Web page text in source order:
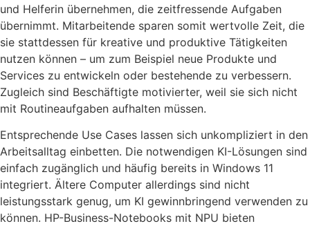
und Helferin übernehmen, die zeitfressende Aufgaben
übernimmt. Mitarbeitende sparen somit wertvolle Zeit, die
sie stattdessen für kreative und produktive Tätigkeiten
nutzen können – um zum Beispiel neue Produkte und
Services zu entwickeln oder bestehende zu verbessern.
Zugleich sind Beschäftigte motivierter, weil sie sich nicht
mit Routineaufgaben aufhalten müssen.
Entsprechende Use Cases lassen sich unkompliziert in den
Arbeitsalltag einbetten. Die notwendigen KI-Lösungen sind
einfach zugänglich und häufig bereits in Windows 11
integriert. Ältere Computer allerdings sind nicht
leistungsstark genug, um KI gewinnbringend verwenden zu
können. HP-Business-Notebooks mit NPU bieten